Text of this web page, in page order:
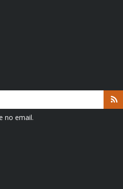
no email.